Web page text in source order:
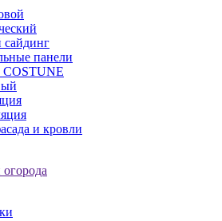
панели
COSTUNE
и кровли
огорода